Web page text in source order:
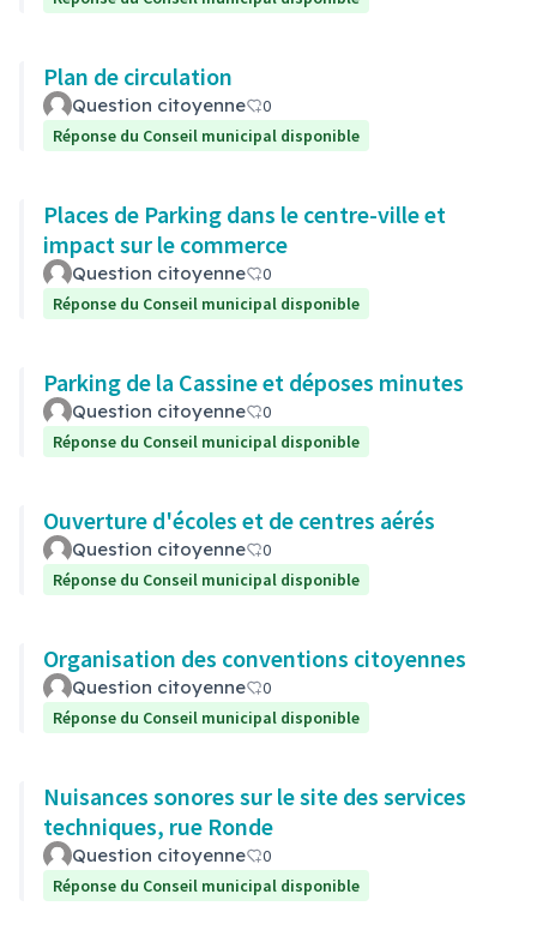
Plan de circulation
Question citoyenne
0
Réponse du Conseil municipal disponible
Places de Parking dans le centre-ville et
impact sur le commerce
Question citoyenne
0
Réponse du Conseil municipal disponible
Parking de la Cassine et déposes minutes
Question citoyenne
0
Réponse du Conseil municipal disponible
Ouverture d'écoles et de centres aérés
Question citoyenne
0
Réponse du Conseil municipal disponible
Organisation des conventions citoyennes
Question citoyenne
0
Réponse du Conseil municipal disponible
Nuisances sonores sur le site des services
techniques, rue Ronde
Question citoyenne
0
Réponse du Conseil municipal disponible